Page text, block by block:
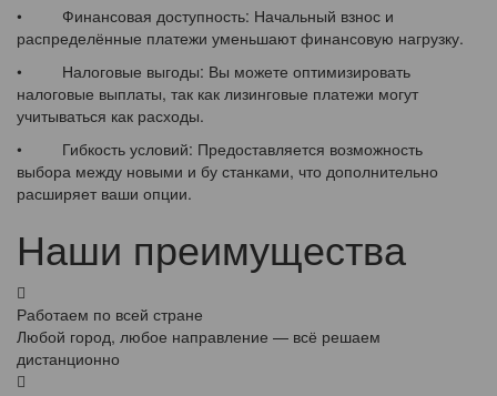
• Финансовая доступность: Начальный взнос и
распределённые платежи уменьшают финансовую нагрузку.
• Налоговые выгоды: Вы можете оптимизировать
налоговые выплаты, так как лизинговые платежи могут
учитываться как расходы.
• Гибкость условий: Предоставляется возможность
выбора между новыми и бу станками, что дополнительно
расширяет ваши опции.
Наши преимущества
Работаем по всей стране
Любой город, любое направление — всё решаем
дистанционно